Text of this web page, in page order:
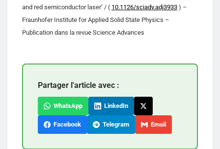
and red semiconductor laser’ / ( 10.1126/sciadv.adj3933 ) –
Fraunhofer Institute for Applied Solid State Physics –
Publication dans la revue Science Advances
Partager l'article avec :
WhatsApp LinkedIn
Facebook Telegram Email